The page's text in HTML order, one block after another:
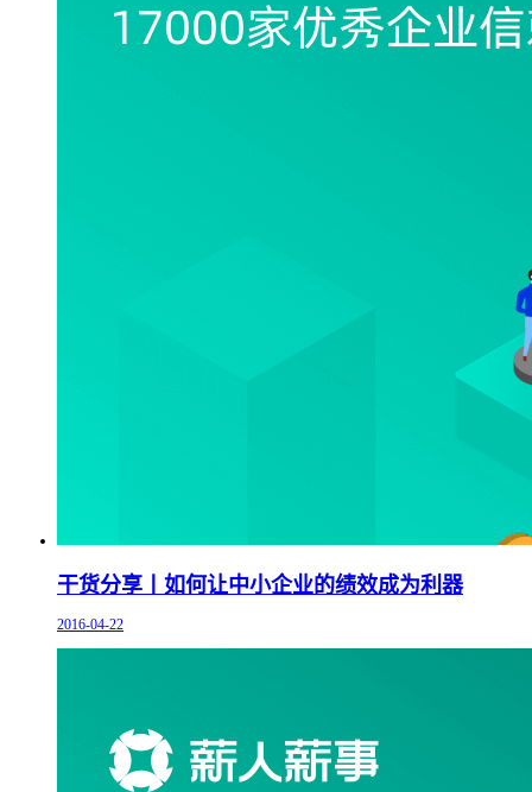
干货分享丨如何让中小企业的绩效成为利器
2016-04-22